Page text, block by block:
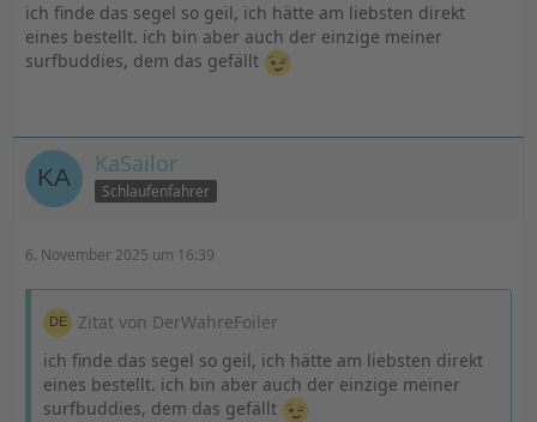
ich finde das segel so geil, ich hätte am liebsten direkt
eines bestellt. ich bin aber auch der einzige meiner
surfbuddies, dem das gefällt
KaSailor
Schlaufenfahrer
6. November 2025 um 16:39
Zitat von DerWahreFoiler
ich finde das segel so geil, ich hätte am liebsten direkt
eines bestellt. ich bin aber auch der einzige meiner
surfbuddies, dem das gefällt